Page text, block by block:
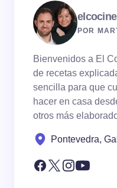
POR
Bienvenidos a El
de recetas
sencilla para que
hacer en casa
otros más
Pontevedra,